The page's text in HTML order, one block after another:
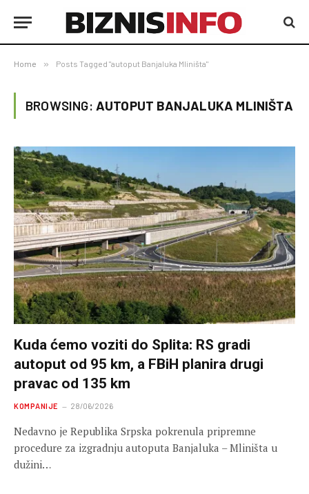
Home » Posts Tagged "autoput Banjaluka Mliništa"
BROWSING: AUTOPUT BANJALUKA MLINIŠTA
Kuda ćemo voziti do Splita: RS gradi
autoput od 95 km, a FBiH planira drugi
pravac od 135 km
KOMPANIJE 28/06/2026
Nedavno je Republika Srpska pokrenula pripremne
procedure za izgradnju autoputa Banjaluka – Mliništa u
dužini…